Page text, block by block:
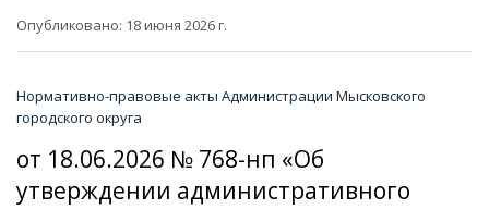
Опубликовано: 18 июня 2026 г.
Нормативно-правовые акты Администрации Мысковского
городского округа
от 18.06.2026 № 768-нп «Об
утверждении административного